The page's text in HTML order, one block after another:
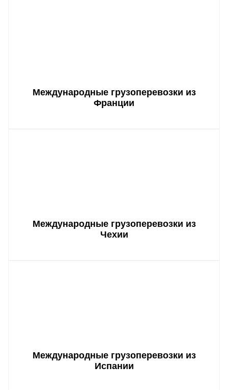
Международные грузоперевозки из
Франции
Международные грузоперевозки из
Чехии
Международные грузоперевозки из
Испании